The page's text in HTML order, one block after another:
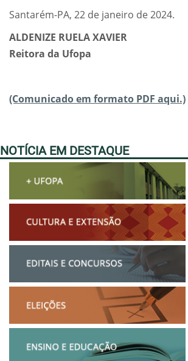
Santarém-PA, 22 de janeiro de 2024.
ALDENIZE RUELA XAVIER
Reitora da Ufopa
(Comunicado em formato PDF aqui.)
NOTÍCIA EM DESTAQUE